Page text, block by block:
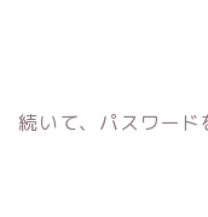
続いて、パスワー